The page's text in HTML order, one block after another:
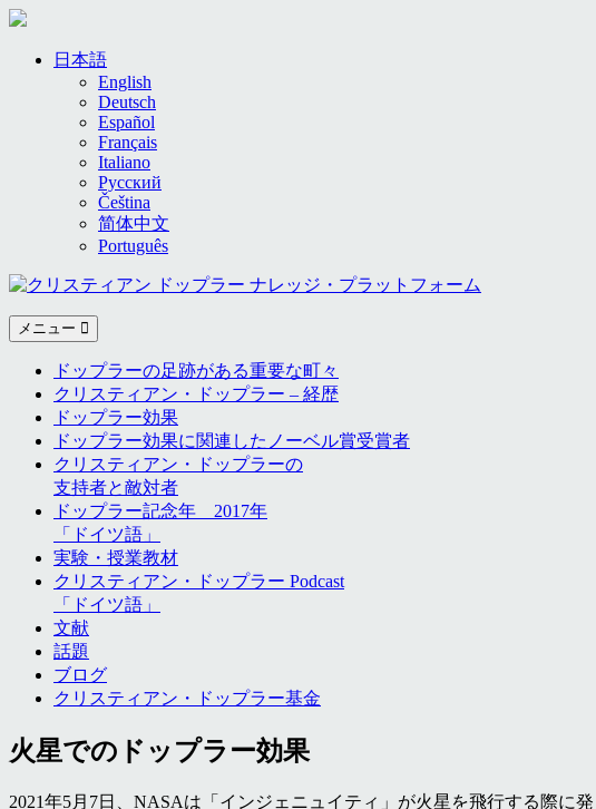
日本語
English
Deutsch
Español
Français
Italiano
Русский
Čeština
简体中文
Português
メニュー
ドップラーの足跡がある重要な町々
クリスティアン・ドップラー – 経歴
ドップラー効果
ドップラー効果に関連したノーベル賞受賞者
クリスティアン・ドップラーの
支持者と敵対者
ドップラー記念年 2017年
「ドイツ語」
実験・授業教材
クリスティアン・ドップラー Podcast
「ドイツ語」
文献
話題
ブログ
クリスティアン・ドップラー基金
火星でのドップラー効果
2021年5月 7日、 NASAは「インジェニュイティ」が火星を飛行する際に